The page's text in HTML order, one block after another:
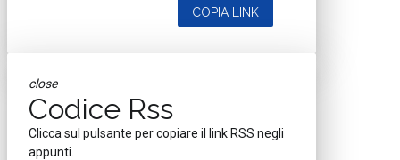
COPIA LINK
close
Codice Rss
Clicca sul pulsante per copiare il link RSS negli
appunti.